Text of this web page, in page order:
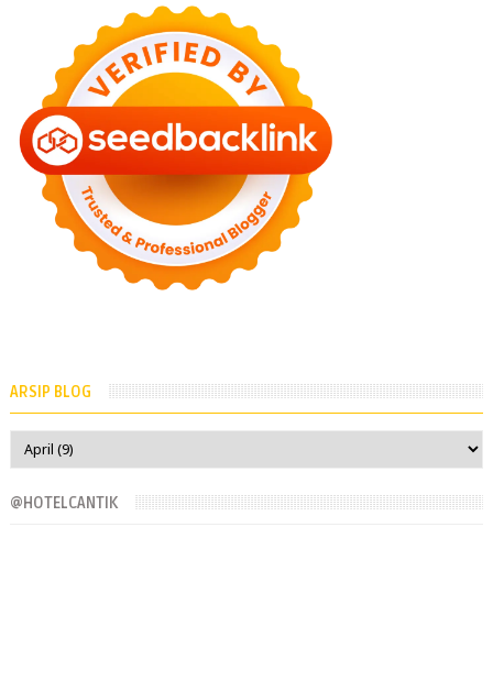
ARSIP BLOG
@HOTELCANTIK